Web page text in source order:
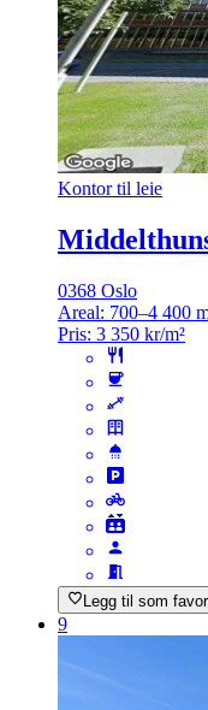
Kontor til leie
0368 Oslo
Areal: 700–4 400
Pris: 3 350 kr/m²
Legg til som
9